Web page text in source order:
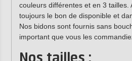
couleurs différentes et en 3 tailles.
toujours le bon de disponible et
Nos bidons sont fournis sans
important que vous les